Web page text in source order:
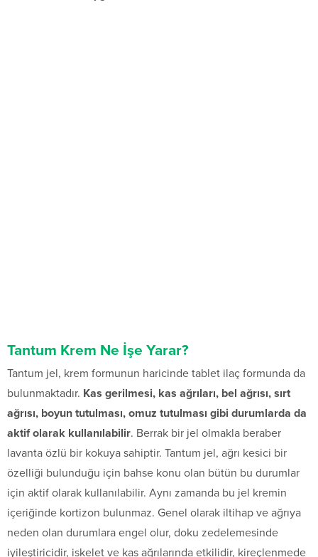
Tantum Krem Ne İşe Yarar?
Tantum jel, krem formunun haricinde tablet ilaç formunda da
bulunmaktadır. Kas gerilmesi, kas ağrıları, bel ağrısı, sırt
ağrısı, boyun tutulması, omuz tutulması gibi durumlarda da
aktif olarak kullanılabilir. Berrak bir jel olmakla beraber
lavanta özlü bir kokuya sahiptir. Tantum jel, ağrı kesici bir
özelliği bulunduğu için bahse konu olan bütün bu durumlar
için aktif olarak kullanılabilir. Aynı zamanda bu jel kremin
içeriğinde kortizon bulunmaz. Genel olarak iltihap ve ağrıya
neden olan durumlara engel olur, doku zedelemesinde
iyileştiricidir, iskelet ve kas ağrılarında etkilidir, kireçlenmede